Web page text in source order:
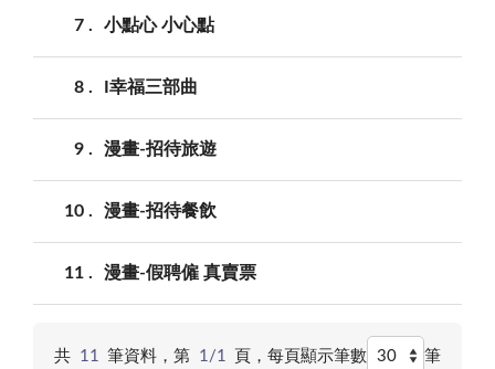
7 小點心 小心點
8 I幸福三部曲
9 漫畫-招待旅遊
10 漫畫-招待餐飲
11 漫畫-假聘僱 真賣票
共 11 筆資料，第 1/1 頁，每頁顯示筆數 筆